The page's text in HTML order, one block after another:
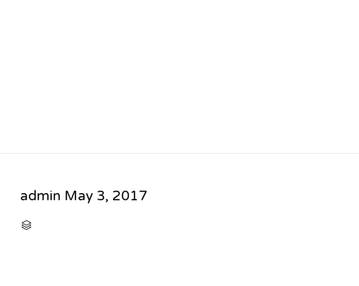
admin May 3, 2017
